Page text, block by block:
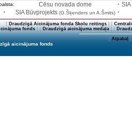
Cēsu novada dome •
• SIA Būvprojekts (G.Šķenders un A.Šmits) •
[ Draudzīgā Aicinājuma fonda Skolu reitings] [
fonds] [Draudzīgā aicinājuma medaļa] [
[Atpakaļ]
aicinājuma fonds